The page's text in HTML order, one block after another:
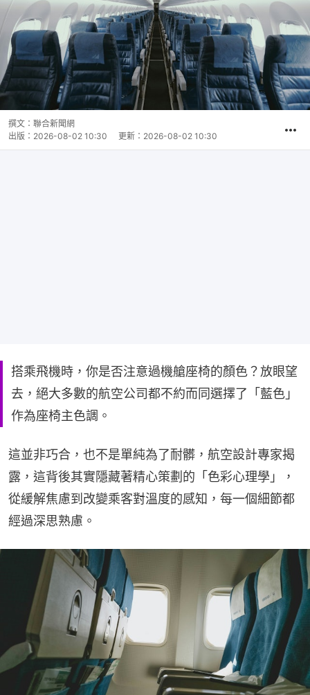
撰文： 聯合新聞網
出版： 2026-08-02 10:30 更新： 2026-08-02 10:30
搭乘飛機時，你是否注意過機艙座椅的顏色？放眼望
去，絕大多數的航空公司都不約而同選擇了「藍色」
作為座椅主色調。
這並非巧合，也不是單純為了耐髒，航空設計專家揭
露，這背後其實隱藏著精心策劃的「色彩心理學」，
從緩解焦慮到改變乘客對溫度的感知，每一個細節都
經過深思熟慮。